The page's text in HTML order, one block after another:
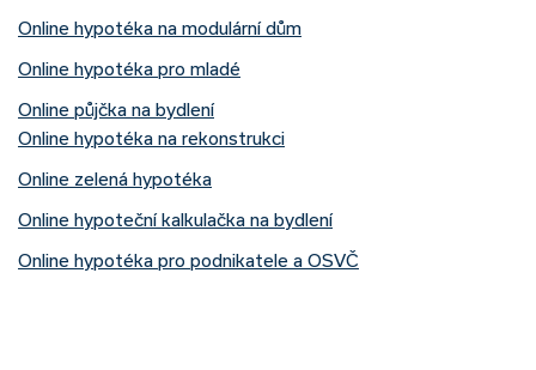
Online hypotéka na modulární dům
Online hypotéka pro mladé
Online půjčka na bydlení
Online hypotéka na rekonstrukci
Online zelená hypotéka
Online hypoteční kalkulačka na bydlení
Online hypotéka pro podnikatele a OSVČ